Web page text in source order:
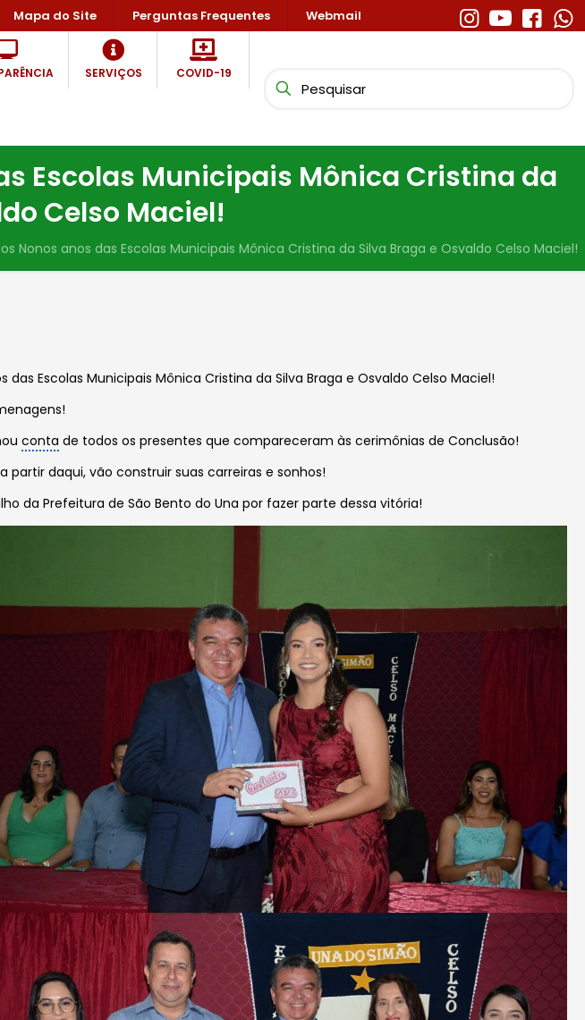
Mapa do Site Perguntas Frequentes Webmail
SERVIÇOS COVID-19
Escolas Municipais Mônica Cristina da
Celso Maciel!
Nonos anos das Escolas Municipais Mônica Cristina da Silva Braga e Osvaldo Celso Maciel!
Escolas Municipais Mônica Cristina da Silva Braga e Osvaldo Celso Maciel!
conta de todos os presentes que compareceram às cerimônias de Conclusão!
daqui, vão construir suas carreiras e sonhos!
da Prefeitura de São Bento do Una por fazer parte dessa vitória!